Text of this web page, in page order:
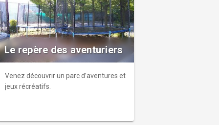
départs possibles : 14 h 30, 15 h 30 et
16 h 30, uniquement sur réservation
sur la billetterie en ligne
enm.lillemetropole.fr **Tarif** : 5€
Le repère des aventuriers
Venez découvrir un parc d’aventures et
jeux récréatifs.